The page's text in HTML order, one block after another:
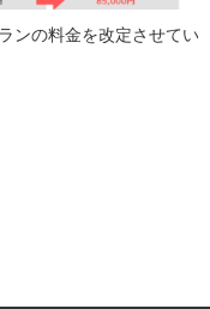
ンの料金を改定させてい